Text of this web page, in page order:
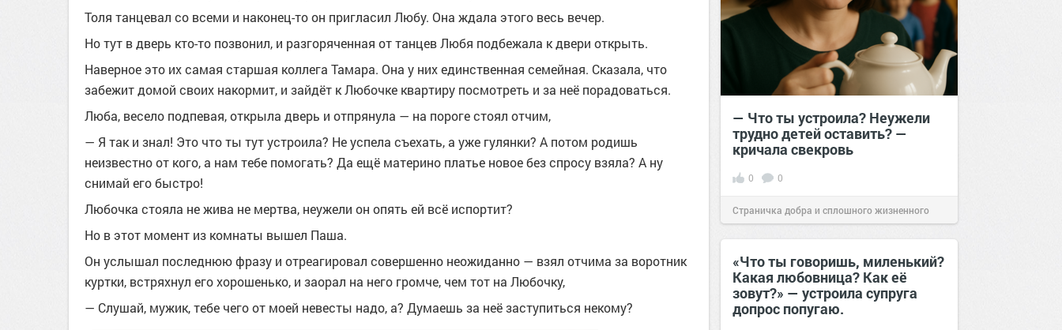
Толя танцевал со всеми и наконец-то он пригласил Любу. Она ждала этого весь вечер.
Но тут в дверь кто-то позвонил, и разгоряченная от танцев Любя подбежала к двери открыть.
Наверное это их самая старшая коллега Тамара. Она у них единственная семейная. Сказала, что
забежит домой своих накормит, и зайдёт к Любочке квартиру посмотреть и за неё порадоваться.
Люба, весело подпевая, открыла дверь и отпрянула — на пороге стоял отчим,
— Я так и знал! Это что ты тут устроила? Не успела съехать, а уже гулянки? А потом родишь
неизвестно от кого, а нам тебе помогать? Да ещё материно платье новое без спросу взяла? А ну
снимай его быстро!
Любочка стояла не жива не мертва, неужели он опять ей всё испортит?
Но в этот момент из комнаты вышел Паша.
Он услышал последнюю фразу и отреагировал совершенно неожиданно — взял отчима за воротник
куртки, встряхнул его хорошенько, и заорал на него громче, чем тот на Любочку,
— Слушай, мужик, тебе чего от моей невесты надо, а? Думаешь за неё заступиться некому?
— Что ты устроила? Неужели
трудно детей оставить? —
кричала свекровь
0 0
Страничка добра и сплошного жизненного
позитива!14:20 08 сен 2025
«Что ты говоришь, миленький?
Какая любовница? Как её
зовут?» — устроила супруга
допрос попугаю.